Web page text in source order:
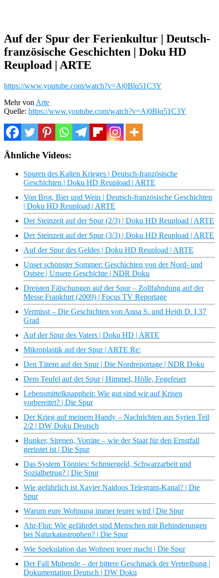
Auf der Spur der Ferienkultur | Deutsch-
französische Geschichten | Doku HD
Reupload | ARTE
https://www.youtube.com/watch?v=Aj0Blq51C3Y
Mehr von Arte
Quelle: https://www.youtube.com/watch?v=Aj0Blq51C3Y
Ähnliche Videos:
Spuren des Kalten Krieges | Deutsch-französische
Geschichten | Doku HD Reupload | ARTE
Von Brot, Bier und Wein | Deutsch-französische Geschichten
| Doku HD Reupload | ARTE
Der Steinzeit auf der Spur (2/3) | Doku HD Reupload | ARTE
Der Steinzeit auf der Spur (3/3) | Doku HD Reupload | ARTE
Auf der Spur des Geldes | Doku HD Reupload | ARTE
Unser schönster Sommer: Geschichten von der Nord- und
Ostsee | Unsere Geschichte | NDR Doku
Dreisten Fälschungen auf der Spur – Zollfahndung auf der
Messe Frankfurt (2009) | Focus TV Reportage
Vermisst – Die Geschichten von Anna S. und Heidi D. I 37
Grad
Auf der Spur des Vaters | Doku HD | ARTE
Mikroplastik auf der Spur | ARTE Re:
Den Tätern auf der Spur | Die Nordreportage | NDR Doku
Dem Teufel auf der Spur | Himmel, Hölle, Fegefeuer
Lebensmittelknappheit: Wie gut sind wir auf Krisen
vorbereitet? | Die Spur
Der Krieg auf meinem Handy – Nachrichten aus Syrien Teil
2/2 | DW Doku Deutsch
Bunker, Sirenen, Vorräte – wie der Staat für den Ernstfall
gerüstet ist | Die Spur
Das System Tönnies: Schmiergeld, Schwarzarbeit und
Sozialbetrug? | Die Spur
Wie gefährlich ist Xavier Naidoos Telegram-Kanal? | Die
Spur
Warum eure Wohnung immer teurer wird | Die Spur
Ahr-Flut: Wie gefährdet sind Menschen mit Behinderungen
bei Naturkatastrophen? | Die Spur
Wie Spekulation das Wohnen teuer macht | Die Spur
Der Fall Mubende – der bittere Geschmack der Vertreibung |
Dokumentation Deutsch | DW Doku